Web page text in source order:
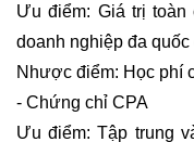
Ưu điểm: Giá trị
doanh nghiệp đa quốc
Nhược điểm: Học phí
- Chứng chỉ CPA
Ưu điểm: Tập trung